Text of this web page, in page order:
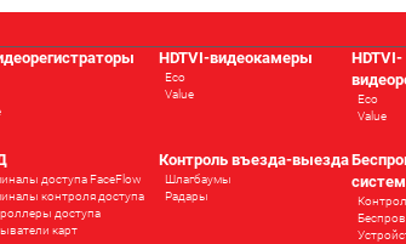
HDTVI-видеокамеры
Eco
Value
HDTVI-
Eco
Value
доступа FaceFlow
контроля доступа
доступа
карт
Контроль въезда-выезда
Шлагбаумы
Радары